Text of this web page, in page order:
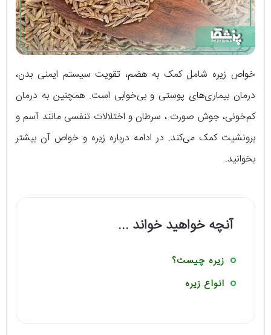
خواص زیره شامل کمک به هضم، تقویت سیستم ایمنی بدن،
درمان بیماری‌های پوستی و بی‌خوابی است. همچنین به درمان
کم‌خونی، جوش صورت ، سرطان و اختلالات تنفسی مانند آسم و
برونشیت کمک می‌کند. در ادامه درباره زیره و خواص آن بیشتر
بخوانید.
آنچه خواهید خواند ...
زیره چیست؟
انواع زیره